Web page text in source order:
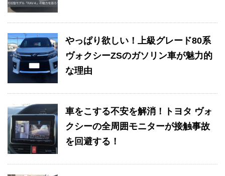
やっぱり欲しい！上級グレード80系
ヴォクシーZSのガソリン車が魅力的
な理由
車をこする不安を解消！トヨタ ヴォ
クシーの全周囲モニターが接触事故
を回避する！